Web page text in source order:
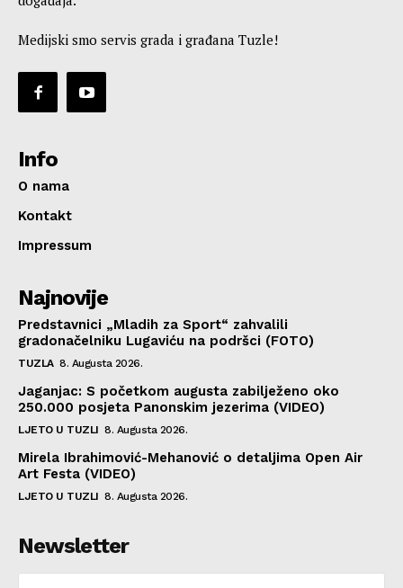
Medijski smo servis grada i građana Tuzle!
Info
O nama
Kontakt
Impressum
Najnovije
Predstavnici „Mladih za Sport“ zahvalili
gradonačelniku Lugaviću na podršci (FOTO)
TUZLA 8. Augusta 2026.
Jaganjac: S početkom augusta zabilježeno oko
250.000 posjeta Panonskim jezerima (VIDEO)
LJETO U TUZLI 8. Augusta 2026.
Mirela Ibrahimović-Mehanović o detaljima Open Air
Art Festa (VIDEO)
LJETO U TUZLI 8. Augusta 2026.
Newsletter